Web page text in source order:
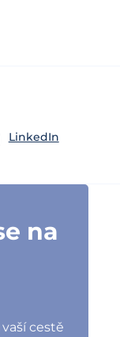
LinkedIn
na
cestě